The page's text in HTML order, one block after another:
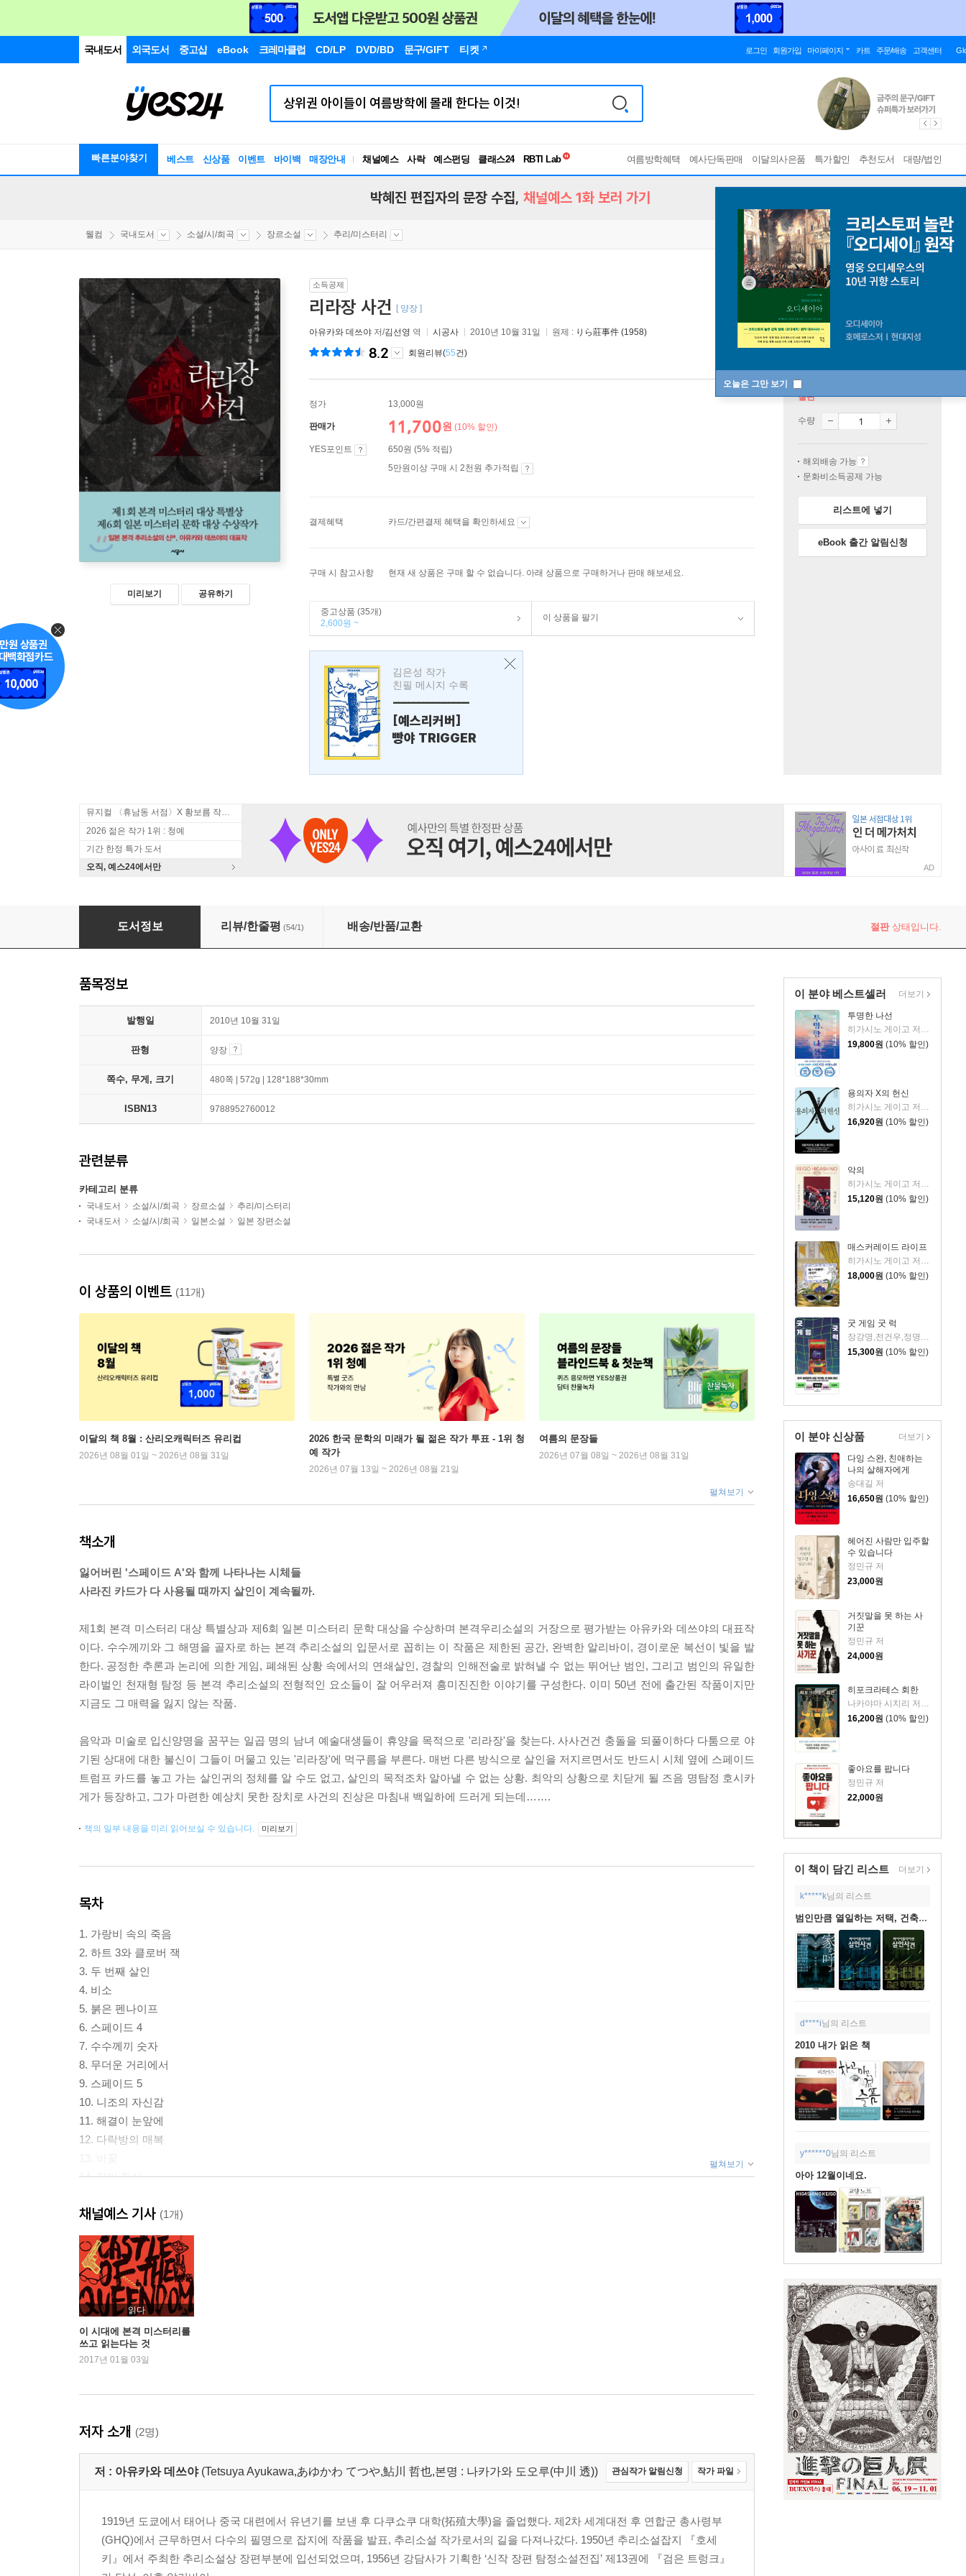
국내도서 외국도서 중고샵 eBook 크레마클럽 CD/LP DVD/BD 문구/GIFT 티켓 로그인 회원가입 마이페이지 카트 주문/배송 고객센터
빠른분야찾기 베스트 신상품 이벤트 바이백 매장안내 채널예스 사락 예스펀딩 클래스24
RBTI Lab
독서유형검사
여름방학혜택 예사단독판매 이달의사은품 특가할인 추천도서 대량/법인
오늘은 그만 보기
박혜진 편집자의 문장 수집, 채널예스 1화 보러 가기
웰컴 국내도서 소설/시/희곡 장르소설 추리/미스터리
미리보기 공유하기
소득공제
리라장 사건 [ 양장 ]
아유카와 데쓰야 저/김선영 역 시공사 2010년 10월 31일 원제 : りら莊事件 (1958)
8.2 회원리뷰(55건)
정가 13,000원
판매가 11,700원 (10% 할인)
YES포인트
650원 (5% 적립)
5만원이상 구매 시 2천원 추가적립
결제혜택 카드/간편결제 혜택을 확인하세요
구매 시 참고사항 현재 새 상품은 구매 할 수 없습니다. 아래 상품으로 구매하거나 판매 해보세요.
중고상품 (35개)
2,600원 ~
이 상품을 팔기
김은성 작가
친필 메시지 수록
---------------
[예스리커버]
빵야 TRIGGER
절판
수량
해외배송 가능
문화비소득공제 가능
리스트에 넣기
eBook 출간 알림신청
뮤지컬 〈휴남동 서점〉X 황보름 작가 북토크
2026 젊은 작가 1위 : 청예
기간 한정 특가 도서
오직, 예스24에서만
AD
리라장 사건
도서정보 리뷰/한줄평 (54/1) 배송/반품/교환 절판상태입니다.
이 분야 베스트셀러
투명한 나선
히가시노 게이고 저/김선영 역
19,800원 (10% 할인)
용의자 X의 헌신
히가시노 게이고 저/양억관 역
16,920원 (10% 할인)
악의
히가시노 게이고 저/양윤옥 역
15,120원 (10% 할인)
매스커레이드 라이프
18,000원 (10% 할인)
굿 게임 굿 럭
장강명,전건우,정명섭,정해연,조영주 저
15,300원 (10% 할인)
더보기
이 분야 신상품
다잉 스완, 친애하는
나의 살해자에게
송대길 저
16,650원 (10% 할인)
헤어진 사람만 입주할
수 있습니다
정민규 저
23,000원
거짓말을 못 하는 사
기꾼
정민규 저
24,000원
히포크라테스 회한
나카야마 시치리 저/민경욱 역
16,200원 (10% 할인)
좋아요를 팝니다
정민규 저
22,000원
더보기
이 책이 담긴 리스트 더보기
k*****k님의 리스트
범인만큼 열일하는 저택, 건축추리물
d****i님의 리스트
2010 내가 읽은 책
y******0님의 리스트
아아 12월이네요.
품목정보
발행일 2010년 10월 31일
판형 양장
쪽수, 무게, 크기 480쪽 | 572g | 128*188*30mm
ISBN13 9788952760012
관련분류
카테고리 분류
국내도서 소설/시/희곡 장르소설
추리/미스터리
국내도서
소설/시/희곡 일본소설 일본 장편소설
이 상품의 이벤트 (11개)
이달의 책 8월 : 산리오캐릭터즈 유리컵
2026년 08월 01일 ~ 2026년 08월 31일
2026 한국 문학의 미래가 될 젊은 작가 투표 - 1위 청
예 작가
2026년 07월 13일 ~ 2026년 08월 21일
여름의 문장들
2026년 07월 08일 ~ 2026년 08월 31일
펼쳐보기
책소개
잃어버린 '스페이드 A'와 함께 나타나는 시체들
사라진 카드가 다 사용될 때까지 살인이 계속될까.
제1회 본격 미스터리 대상 특별상과 제6회 일본 미스터리 문학 대상을 수상하며 본격우리소설의 거장으로 평가받는 아유카와 데쓰야의 대표작
이다. 수수께끼와 그 해명을 골자로 하는 본격 추리소설의 입문서로 꼽히는 이 작품은 제한된 공간, 완벽한 알리바이, 경이로운 복선이 빛을 발
한다. 공정한 추론과 논리에 의한 게임, 폐쇄된 상황 속에서의 연쇄살인, 경찰의 인해전술로 밝혀낼 수 없는 뛰어난 범인, 그리고 범인의 유일한
라이벌인 천재형 탐정 등 본격 추리소설의 전형적인 요소들이 잘 어우러져 흥미진진한 이야기를 구성한다. 이미 50년 전에 출간된 작품이지만
지금도 그 매력을 잃지 않는 작품.
음악과 미술로 입신양명을 꿈꾸는 일곱 명의 남녀 예술대생들이 휴양을 목적으로 '리라장'을 찾는다. 사사건건 충돌을 되풀이하다 다툼으로 야
기된 상대에 대한 불신이 그들이 머물고 있는 '리라장'에 먹구름을 부른다. 매번 다른 방식으로 살인을 저지르면서도 반드시 시체 옆에 스페이드
트럼프 카드를 놓고 가는 살인귀의 정체를 알 수도 없고, 살인의 목적조차 알아낼 수 없는 상황. 최악의 상황으로 치닫게 될 즈음 명탐정 호시카
게가 등장하고, 그가 마련한 예상치 못한 장치로 사건의 진상은 마침내 백일하에 드러게 되는데…….
책의 일부 내용을 미리 읽어보실 수 있습니다. 미리보기
목차
1. 가랑비 속의 죽음
2. 하트 3와 클로버 잭
3. 두 번째 살인
4. 비소
5. 붉은 펜나이프
6. 스페이드 4
7. 수수께끼 숫자
8. 무더운 거리에서
9. 스페이드 5
10. 니조의 자신감
11. 해결이 눈앞에
12. 다락방의 매복
14. 장미 침상
16. 푸른 노을
17. 카드의 비밀
창작 노트―아유카와 데쓰야
옮긴이의 말
펼쳐보기
채널예스 기사 (1개)
읽다
이 시대에 본격 미스터리를
쓰고 읽는다는 것
2017년 01월 03일
저자 소개 (2명)
저 : 아유카와 데쓰야 (Tetsuya Ayukawa,あゆかわ てつや,鮎川 哲也,본명 : 나카가와 도오루(中川 透)) 관심작가 알림신청 작가 파일
1919년 도쿄에서 태어나 중국 대련에서 유년기를 보낸 후 다쿠쇼쿠 대학(拓殖大學)을 졸업했다. 제2차 세계대전 후 연합군 총사령부
(GHQ)에서 근무하면서 다수의 필명으로 잡지에 작품을 발표, 추리소설 작가로서의 길을 다져나갔다. 1950년 추리소설잡지 『호세
키』에서 주최한 추리소설상 장편부분에 입선되었으며, 1956년 강담사가 기획한 ‘신작 장편 탐정소설전집’ 제13권에 『검은 트렁크』